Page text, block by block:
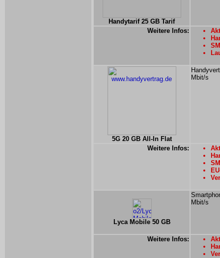
Handytarif 25 GB Tarif
Weitere Infos:
5G 20 GB All-In Flat
Mbit/s
Weitere Infos:
Lyca Mobile 50 GB
Mbit/s
Weitere Infos: